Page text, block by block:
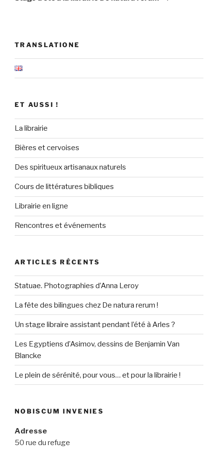
TRANSLATIONE
ET AUSSI !
La librairie
Bières et cervoises
Des spiritueux artisanaux naturels
Cours de littératures bibliques
Librairie en ligne
Rencontres et événements
ARTICLES RÉCENTS
Statuae. Photographies d’Anna Leroy
La fête des bilingues chez De natura rerum !
Un stage libraire assistant pendant l’été à Arles ?
Les Egyptiens d’Asimov, dessins de Benjamin Van
Blancke
Le plein de sérénité, pour vous… et pour la librairie !
NOBISCUM INVENIES
Adresse
50 rue du refuge